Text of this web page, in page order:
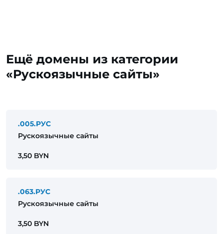
Ещё домены из категории
«Рускоязычные сайты»
.005.РУС
Рускоязычные сайты
3,50 BYN
.063.РУС
Рускоязычные сайты
3,50 BYN